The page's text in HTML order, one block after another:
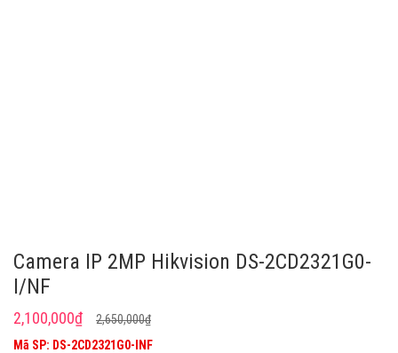
Camera IP 2MP Hikvision DS-2CD2321G0-
I/NF
2,650,000₫Giá
gốc
2,100,000₫
Giá
hiện
Mã SP: DS-2CD2321G0-INF